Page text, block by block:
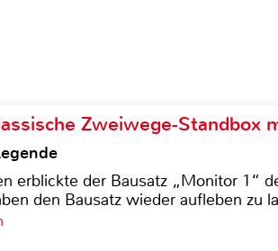
Zweiwege-Standbox
erblickte der Bausatz „Monitor 1“
den Bausatz wieder aufleben zu